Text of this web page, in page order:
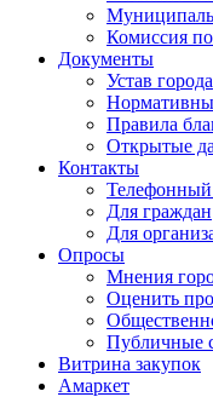
Комиссия
Документы
Устав города
Правила
Открытые
Контакты
Для граждан
Для
Опросы
Мнения
Оценить
Публичные
Витрина закупок
Амаркет